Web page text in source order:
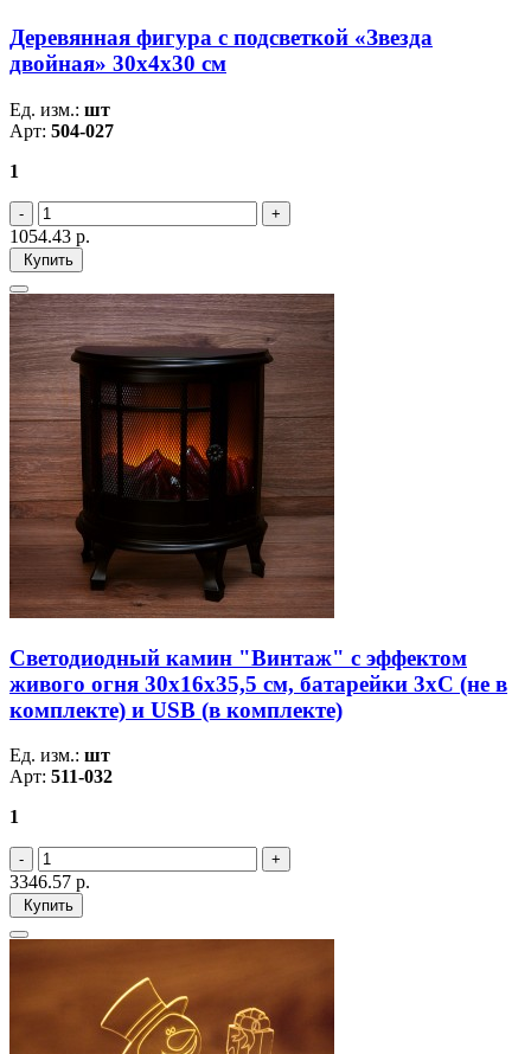
Деревянная фигура с подсветкой «Звезда
двойная» 30х4х30 см
Ед. изм.: шт
Арт: 504-027
1
1054.43 р.
Купить
Светодиодный камин "Винтаж" с эффектом
живого огня 30х16х35,5 см, батарейки 3хС (не в
комплекте) и USB (в комплекте)
Ед. изм.: шт
Арт: 511-032
1
3346.57 р.
Купить